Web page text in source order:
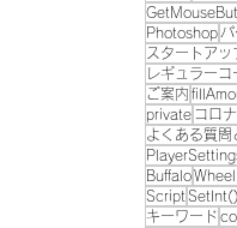
Photoshop
スタートアッ
レギュラーコ
ご案内
private コロ
よくある質問
Buffalo
Script SetInt()
キーワード